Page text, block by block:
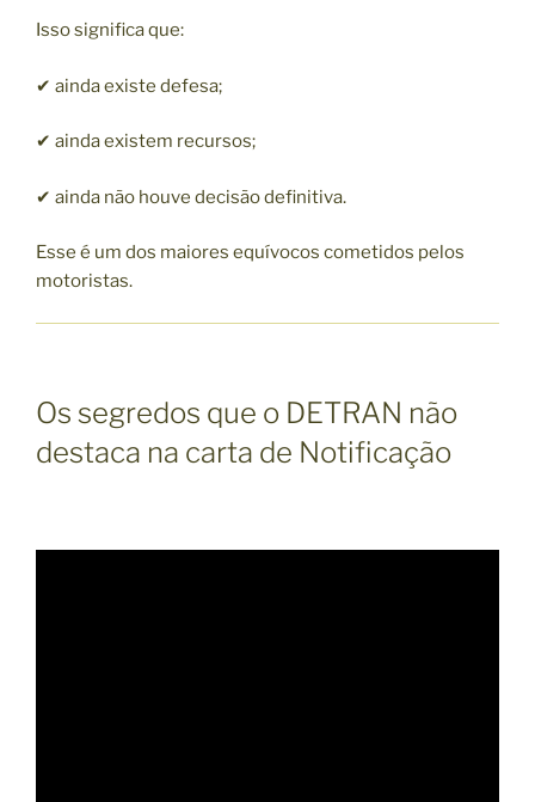
Isso significa que:
✔ ainda existe defesa;
✔ ainda existem recursos;
✔ ainda não houve decisão definitiva.
Esse é um dos maiores equívocos cometidos pelos
motoristas.
Os segredos que o DETRAN não
destaca na carta de Notificação